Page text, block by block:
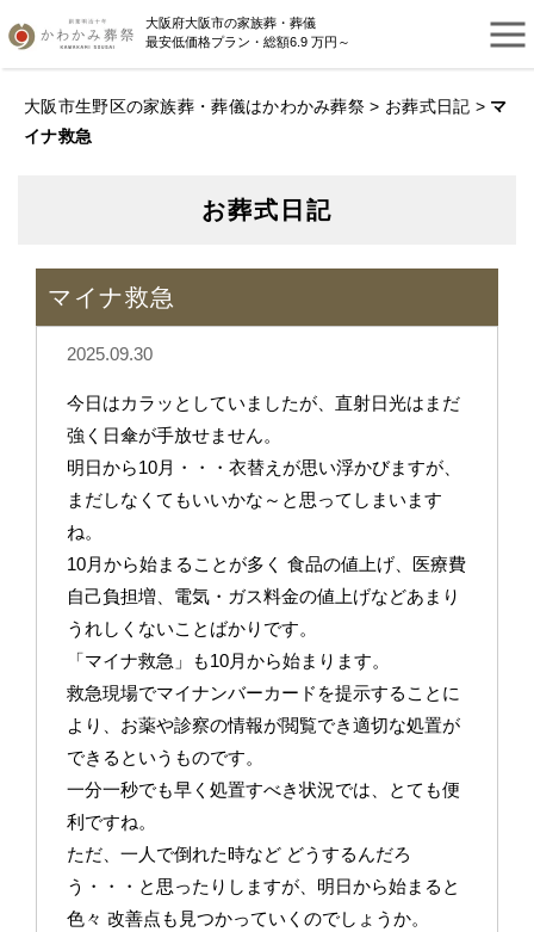
大阪府大阪市の家族葬・葬儀
最安低価格プラン・総額6.9 万円～
大阪市生野区の家族葬・葬儀はかわかみ葬祭 > お葬式日記 > マ
イナ救急
お葬式日記
マイナ救急
2025.09.30
今日はカラッとしていましたが、直射日光はまだ
強く日傘が手放せません。
明日から10月・・・衣替えが思い浮かびますが、
まだしなくてもいいかな～と思ってしまいます
ね。
10月から始まることが多く 食品の値上げ、医療費
自己負担増、電気・ガス料金の値上げなどあまり
うれしくないことばかりです。
「マイナ救急」も10月から始まります。
救急現場でマイナンバーカードを提示することに
より、お薬や診察の情報が閲覧でき適切な処置が
できるというものです。
一分一秒でも早く処置すべき状況では、とても便
利ですね。
ただ、一人で倒れた時など どうするんだろ
う・・・と思ったりしますが、明日から始まると
色々 改善点も見つかっていくのでしょうか。